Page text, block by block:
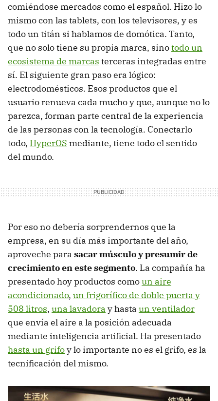
comiéndose mercados como el español. Hizo lo
mismo con las tablets, con los televisores, y es
todo un titán si hablamos de domótica. Tanto,
que no solo tiene su propia marca, sinotodo un
ecosistema de marcas terceras integradas entre
sí. El siguiente gran paso era lógico:
electrodomésticos. Esos productos que el
usuario renueva cada mucho y que, aunque no lo
parezca, forman parte central de la experiencia
de las personas con la tecnología. Conectarlo
todo, HyperOS mediante, tiene todo el sentido
del mundo.
Por eso no debería sorprendernos que la
empresa, en su día más importante del año,
aproveche para sacar músculo y presumir de
crecimiento en este segmento. La compañía ha
presentado hoy productos comoun aire
acondicionado, un frigorífico de doble puerta y
508 litros, una lavadora y hasta un ventilador
que envía el aire a la posición adecuada
mediante inteligencia artificial. Ha presentado
hasta un grifoy lo importante no es el grifo, es la
tecnificación del mismo.